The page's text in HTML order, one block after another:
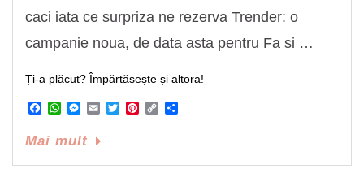
caci iata ce surpriza ne rezerva Trender: o
campanie noua, de data asta pentru Fa si …
Ți-a plăcut? Împărtășește și altora!
Facebook
WhatsApp
Messenger
EmailTwitterPinterest
Copy
Mai mult